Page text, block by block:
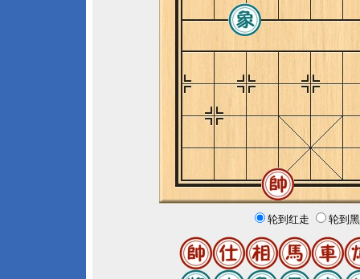
轮到红走 轮到